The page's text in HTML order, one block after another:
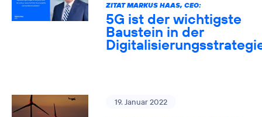
ZITAT MARKUS HAAS, CEO:
5G ist der wichtigste
Baustein in der
19. Januar 2022